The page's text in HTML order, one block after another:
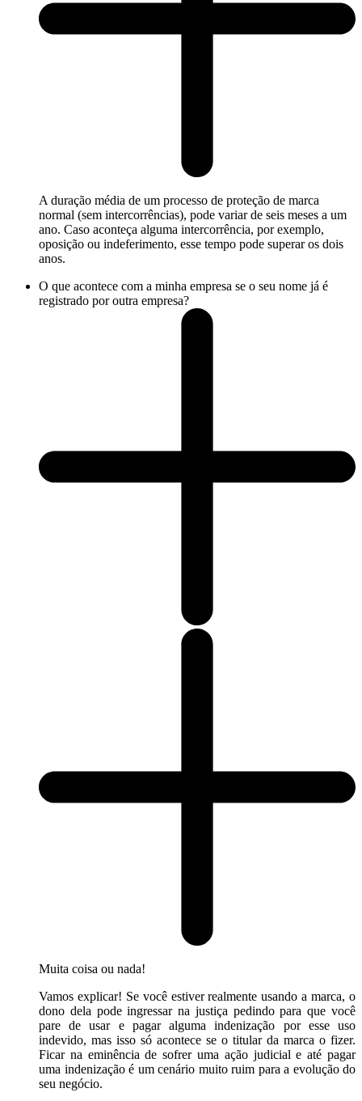
A duração média de um processo de proteção de marca
normal (sem intercorrências), pode variar de seis meses a um
ano. Caso aconteça alguma intercorrência, por exemplo,
oposição ou indeferimento, esse tempo pode superar os dois
anos.
O que acontece com a minha empresa se o seu nome já é
registrado por outra empresa?
Muita coisa ou nada!
Vamos explicar! Se você estiver realmente usando a marca, o
dono dela pode ingressar na justiça pedindo para que você
pare de usar e pagar alguma indenização por esse uso
indevido, mas isso só acontece se o titular da marca o fizer.
Ficar na eminência de sofrer uma ação judicial e até pagar
uma indenização é um cenário muito ruim para a evolução do
seu negócio.